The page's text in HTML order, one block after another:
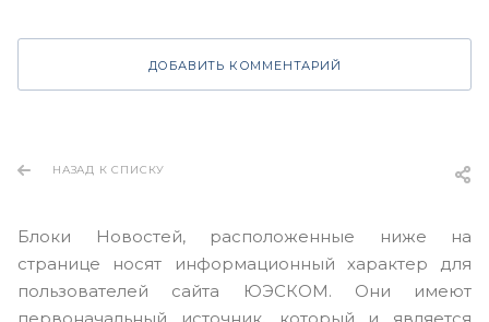
ДОБАВИТЬ КОММЕНТАРИЙ
НАЗАД К СПИСКУ
Блоки Новостей, расположенные ниже на
странице носят информационный характер для
пользователей сайта ЮЭСКОМ. Они имеют